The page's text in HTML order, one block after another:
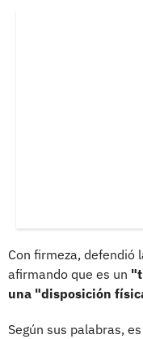
Con firmeza, defendió
afirmando que es un
una "disposición
Según sus palabras,